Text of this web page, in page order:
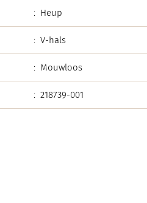
: Heup
: V-hals
: Mouwloos
: 218739-001